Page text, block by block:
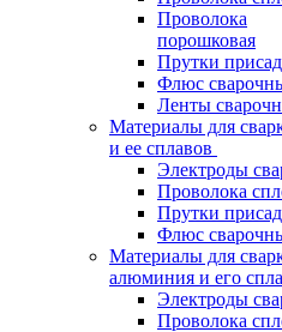
Проволока
порошковая
Прутки
Флюс
Ленты
Материалы для
и ее сплавов
Электроды
Проволока
Прутки
Флюс
Материалы для
алюминия и его
Электроды
Проволока